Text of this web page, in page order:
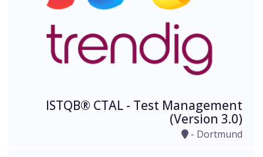
ISTQB® CTAL - Test Management
(Version 3.0)
- Dortmund